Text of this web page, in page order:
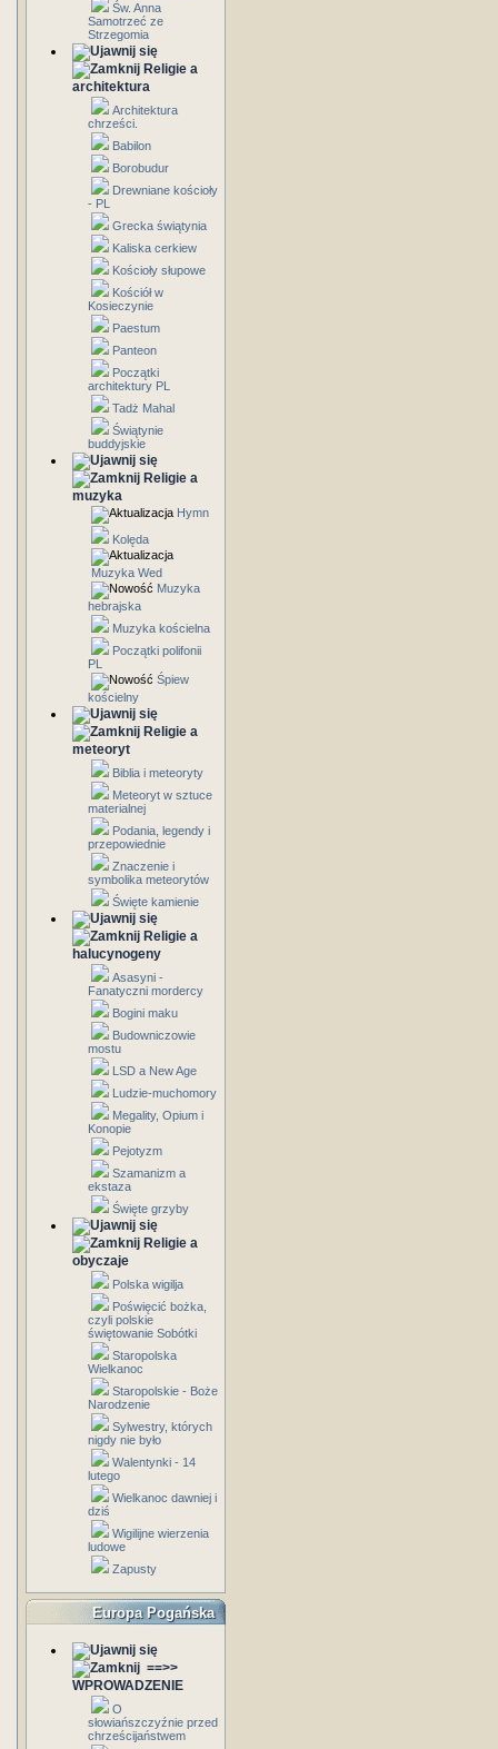
Św. Anna
Samotrzeć ze
Strzegomia
Religie a
architektura
Architektura
chrześci.
Babilon
Borobudur
Drewniane kościoły
- PL
Grecka świątynia
Kaliska cerkiew
Kościoły słupowe
Kościół w
Kosieczynie
Paestum
Panteon
Początki
architektury PL
Tadż Mahal
Świątynie
buddyjskie
Religie a
muzyka
Hymn
Kolęda
Muzyka Wed
Muzyka
hebrajska
Muzyka kościelna
Początki polifonii
PL
Śpiew
kościelny
Religie a
meteoryt
Biblia i meteoryty
Meteoryt w sztuce
materialnej
Podania, legendy i
przepowiednie
Znaczenie i
symbolika meteorytów
Święte kamienie
Religie a
halucynogeny
Asasyni -
Fanatyczni mordercy
Bogini maku
Budowniczowie
mostu
LSD a New Age
Ludzie-muchomory
Megality, Opium i
Konopie
Pejotyzm
Szamanizm a
ekstaza
Święte grzyby
Religie a
obyczaje
Polska wigilja
Poświęcić bożka,
czyli polskie
świętowanie Sobótki
Staropolska
Wielkanoc
Staropolskie - Boże
Narodzenie
Sylwestry, których
nigdy nie było
Walentynki - 14
lutego
Wielkanoc dawniej i
dziś
Wigilijne wierzenia
ludowe
Zapusty
Europa Pogańska
==>>
WPROWADZENIE
O
słowiańszczyźnie przed
chrześcijaństwem